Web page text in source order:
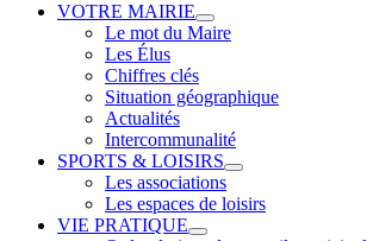
VOTRE MAIRIE
Le mot du Maire
Les Élus
Chiffres clés
Situation géographique
Actualités
Intercommunalité
SPORTS & LOISIRS
Les associations
Les espaces de loisirs
VIE PRATIQUE